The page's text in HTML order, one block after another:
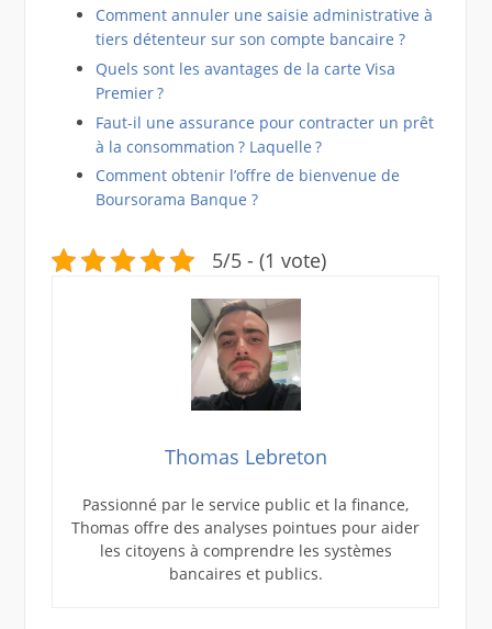
Comment annuler une saisie administrative à
tiers détenteur sur son compte bancaire ?
Quels sont les avantages de la carte Visa
Premier ?
Faut-il une assurance pour contracter un prêt
à la consommation ? Laquelle ?
Comment obtenir l’offre de bienvenue de
Boursorama Banque ?
5/5 - (1 vote)
Thomas Lebreton
Passionné par le service public et la finance,
Thomas offre des analyses pointues pour aider
les citoyens à comprendre les systèmes
bancaires et publics.